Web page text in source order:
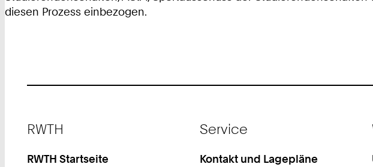
diesen Prozess einbezogen.
RWTH
RWTH Startseite
Service
Kontakt und Lagepläne